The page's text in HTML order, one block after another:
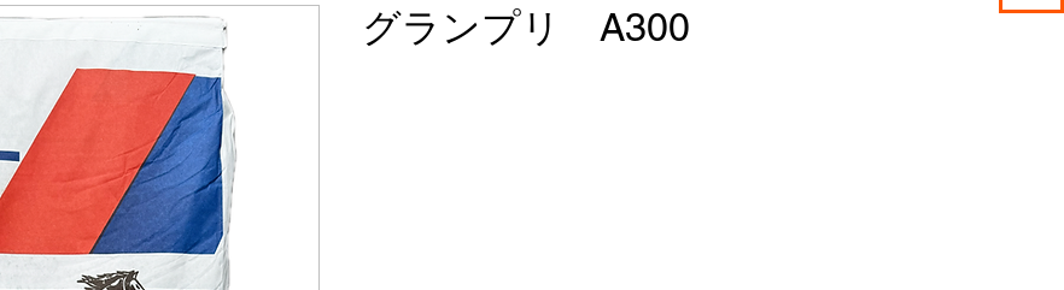
グランプリ A300